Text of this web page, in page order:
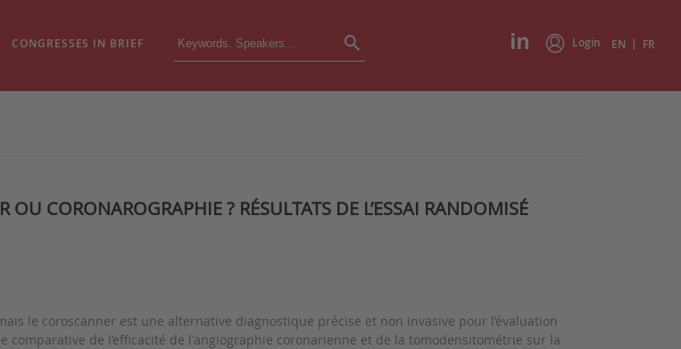
Login EN | FR
CONGRESSES IN BRIEF
OU CORONAROGRAPHIE ? RÉSULTATS DE L’ESSAI RANDOMISÉ
le coroscanner est une alternative diagnostique précise et non invasive pour l’évaluation
comparative de l’efficacité de l'angiographie coronarienne et de la tomodensitométrie sur la